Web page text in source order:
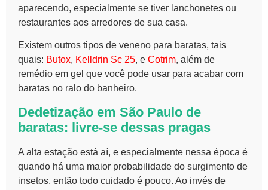
aparecendo, especialmente se tiver lanchonetes ou
restaurantes aos arredores de sua casa.
Existem outros tipos de veneno para baratas, tais
quais: Butox, Kelldrin Sc 25, e Cotrim, além de
remédio em gel que você pode usar para acabar com
baratas no ralo do banheiro.
Dedetização em São Paulo de
baratas: livre-se dessas pragas
A alta estação está aí, e especialmente nessa época é
quando há uma maior probabilidade do surgimento de
insetos, então todo cuidado é pouco. Ao invés de